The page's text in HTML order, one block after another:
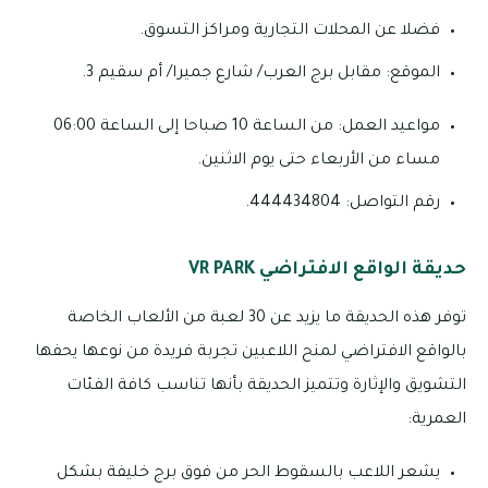
فضلا عن المحلات التجارية ومراكز التسوق.
الموقع: مقابل برج العرب/ شارع جميرا/ أم سقيم 3.
مواعيد العمل: من الساعة 10 صباحا إلى الساعة 06:00
مساء من الأربعاء حتى يوم الاثنين.
رقم التواصل: 444434804.
حديقة الواقع الافتراضي VR PARK
توفر هذه الحديقة ما يزيد عن 30 لعبة من الألعاب الخاصة
بالواقع الافتراضي لمنح اللاعبين تجربة فريدة من نوعها يحفها
التشويق والإثارة وتتميز الحديقة بأنها تناسب كافة الفئات
العمرية:
يشعر اللاعب بالسقوط الحر من فوق برج خليفة بشكل